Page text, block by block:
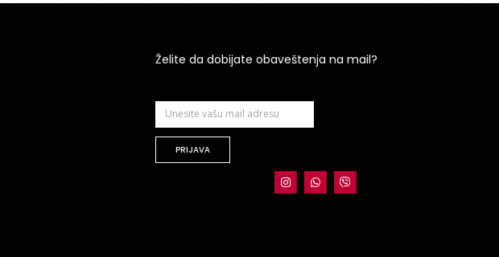
Želite da dobijate obaveštenja na mail?
PRIJAVA